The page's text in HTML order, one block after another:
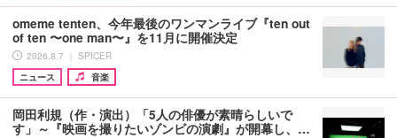
omeme tenten、今年最後のワンマンライブ『ten out
of ten 〜one man〜』を11月に開催決定
2026.8.7 ｜ SPICER
ニュース
音楽
岡田利規（作・演出）「5人の俳優が素晴らしいで
す」～『映画を撮りたいゾンビの演劇』が開幕し、…